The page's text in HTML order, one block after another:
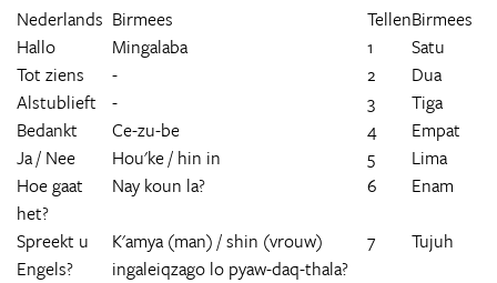
Nederlands Birmees TellenBirmees
Hallo
Mingalaba 1
Satu
Tot ziens
- 2
Dua
Alstublieft
- 3
Tiga
Bedankt
Ce-zu-be 4
Empat
Ja / Nee
Hou'ke / hin in 5
Lima
Hoe gaat
het?
Nay koun la? 6 Enam
Spreekt u
Engels?
K'amya (man) / shin (vrouw)
ingaleiqzago lo pyaw-daq-thala?
7 Tujuh